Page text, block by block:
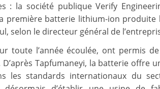
: la société publique Verify
première batterie lithium-ion
selon le directeur général de
toute l’année écoulée, ont permis
Tapfumaneyi, la batterie offre
les standards internationaux du